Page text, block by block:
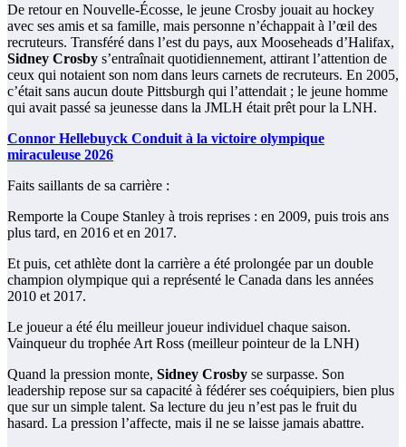
De retour en Nouvelle-Écosse, le jeune Crosby jouait au hockey
avec ses amis et sa famille, mais personne n’échappait à l’œil des
recruteurs. Transféré dans l’est du pays, aux Mooseheads d’Halifax,
Sidney Crosby s’entraînait quotidiennement, attirant l’attention de
ceux qui notaient son nom dans leurs carnets de recruteurs. En 2005,
c’était sans aucun doute Pittsburgh qui l’attendait ; le jeune homme
qui avait passé sa jeunesse dans la JMLH était prêt pour la LNH.
Connor Hellebuyck Conduit à la victoire olympique
miraculeuse 2026
Faits saillants de sa carrière :
Remporte la Coupe Stanley à trois reprises : en 2009, puis trois ans
plus tard, en 2016 et en 2017.
Et puis, cet athlète dont la carrière a été prolongée par un double
champion olympique qui a représenté le Canada dans les années
2010 et 2017.
Le joueur a été élu meilleur joueur individuel chaque saison.
Vainqueur du trophée Art Ross (meilleur pointeur de la LNH)
Quand la pression monte, Sidney Crosby se surpasse. Son
leadership repose sur sa capacité à fédérer ses coéquipiers, bien plus
que sur un simple talent. Sa lecture du jeu n’est pas le fruit du
hasard. La pression l’affecte, mais il ne se laisse jamais abattre.